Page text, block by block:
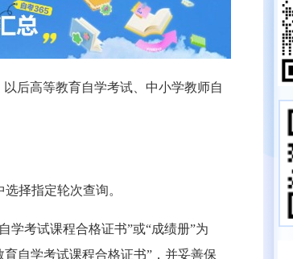
后高等教育自学考试、中小学教师自
择指定轮次查询。
考试课程合格证书”或“成绩册”为
自学考试课程合格证书”，并妥善保